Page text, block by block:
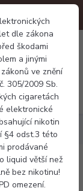
dle zákona
škodami
a jinými
ve znění
305/2009 Sb.
cigaretách
elektronické
nikotin
§4 odst.3 této
prodávané
liquid větší než
bez nikotinu!
omezení.
Menu
0 Kč